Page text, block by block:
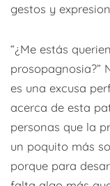
gestos y
“¿Me estás
prosopagnosia?”
es una excusa
acerca de esta
personas que la
un poquito más
porque para